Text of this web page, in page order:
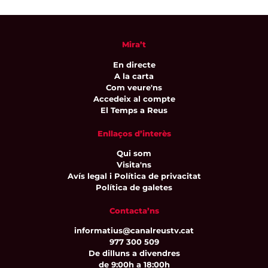
Mira’t
En directe
A la carta
Com veure'ns
Accedeix al compte
El Temps a Reus
Enllaços d’interès
Qui som
Visita'ns
Avís legal i Política de privacitat
Política de galetes
Contacta’ns
informatius@canalreustv.cat
977 300 509
De dilluns a divendres
de 9:00h a 18:00h